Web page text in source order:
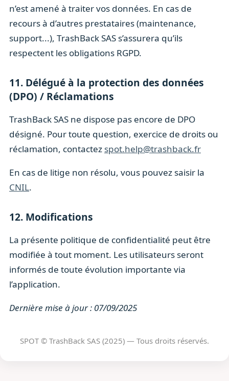
n’est amené à traiter vos données. En cas de
recours à d’autres prestataires (maintenance,
support...), TrashBack SAS s’assurera qu’ils
respectent les obligations RGPD.
11. Délégué à la protection des données
(DPO) / Réclamations
TrashBack SAS ne dispose pas encore de DPO
désigné. Pour toute question, exercice de droits ou
réclamation, contactez spot.help@trashback.fr
En cas de litige non résolu, vous pouvez saisir la
CNIL.
12. Modifications
La présente politique de confidentialité peut être
modifiée à tout moment. Les utilisateurs seront
informés de toute évolution importante via
l’application.
Dernière mise à jour : 07/09/2025
SPOT © TrashBack SAS (2025) — Tous droits réservés.